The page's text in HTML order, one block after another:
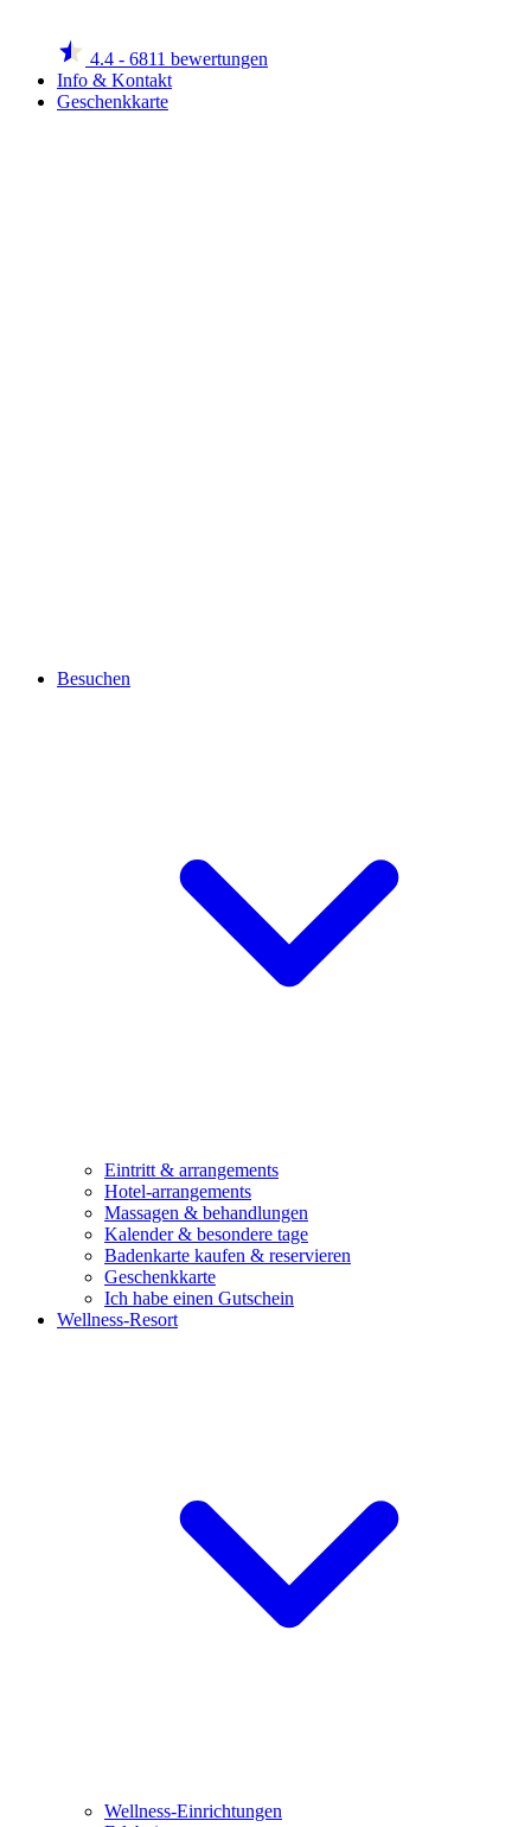
4.4 - 6811 bewertungen
Info & Kontakt
Geschenkkarte
Besuchen
Eintritt & arrangements
Hotel-arrangements
Massagen & behandlungen
Kalender & besondere tage
Badenkarte kaufen & reservieren
Geschenkkarte
Ich habe einen Gutschein
Wellness-Resort
Wellness-Einrichtungen